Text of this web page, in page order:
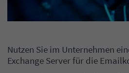
Nutzen Sie im Unternehmen
Exchange Server für die